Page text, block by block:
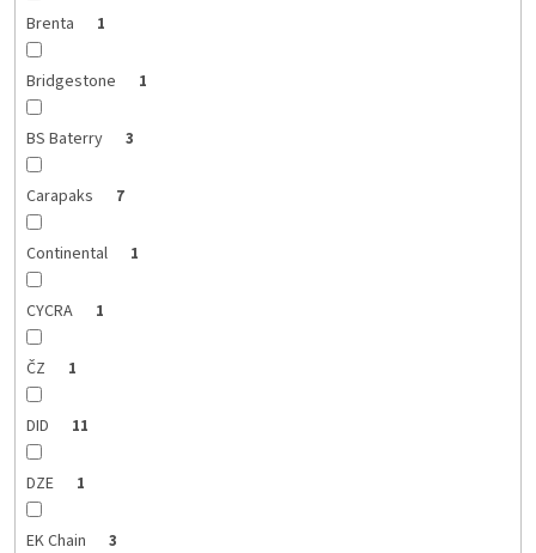
Brenta 1
Bridgestone 1
BS Baterry 3
Carapaks 7
Continental 1
CYCRA 1
ČZ 1
DID 11
DZE 1
EK Chain 3